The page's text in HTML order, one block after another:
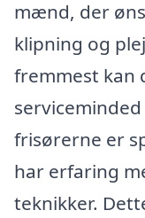
mænd, der
klipning og
fremmest kan
frisørerne er
har erfaring
teknikker.